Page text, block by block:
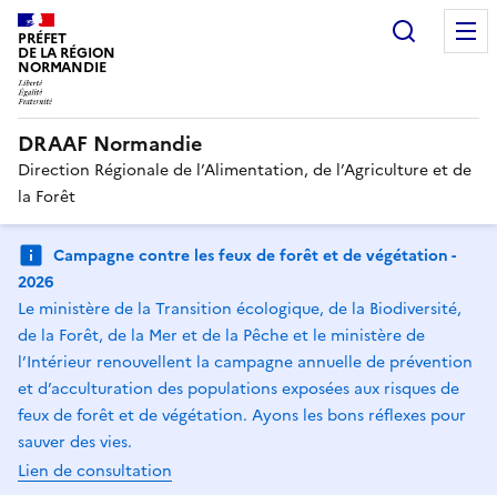
PRÉFET
DE LA RÉGION
NORMANDIE
DRAAF Normandie
Direction Régionale de l’Alimentation, de l’Agriculture et de
la Forêt
Campagne contre les feux de forêt et de végétation -
2026
Le ministère de la Transition écologique, de la Biodiversité,
de la Forêt, de la Mer et de la Pêche et le ministère de
l’Intérieur renouvellent la campagne annuelle de prévention
et d’acculturation des populations exposées aux risques de
feux de forêt et de végétation. Ayons les bons réflexes pour
sauver des vies.
Lien de consultation